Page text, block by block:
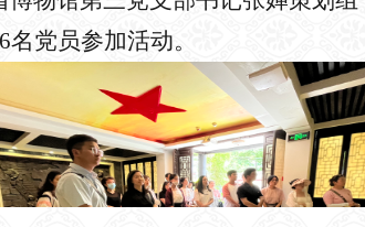
名党员参加活动。